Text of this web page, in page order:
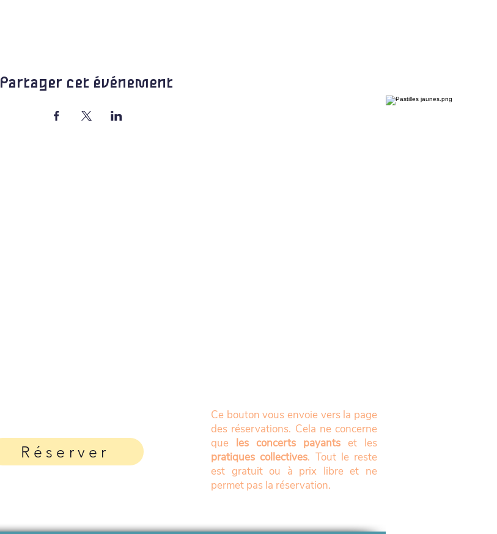
Partager cet événement
Réserver
Ce bouton vous envoie vers la page
des réservations. Cela ne concerne
que les concerts payants et les
pratiques collectives. Tout le reste
est gratuit ou à prix libre et ne
permet pas la réservation.